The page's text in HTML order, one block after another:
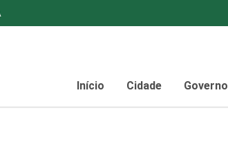
Início Cidade Governo